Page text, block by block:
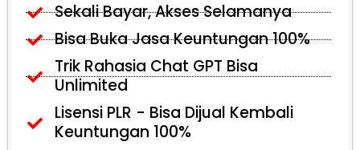
Sekali Bayar, Akses Selamanya
Bisa Buka Jasa Keuntungan 100%
Trik Rahasia Chat GPT Bisa
Unlimited
Lisensi PLR - Bisa Dijual Kembali
Keuntungan 100%